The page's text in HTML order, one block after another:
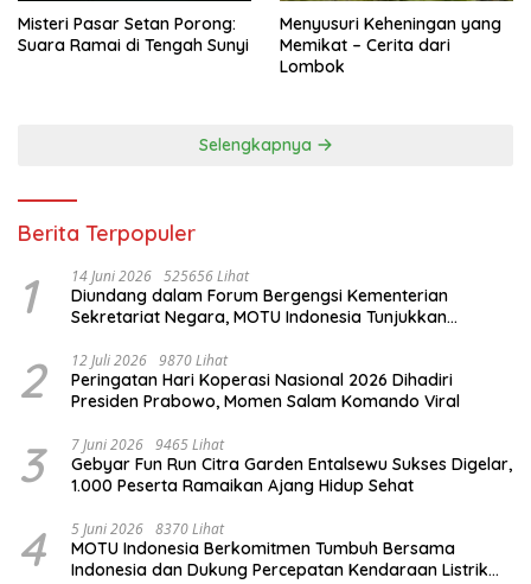
Misteri Pasar Setan Porong:
Suara Ramai di Tengah Sunyi
Menyusuri Keheningan yang
Memikat – Cerita dari
Lombok
Selengkapnya
Berita Terpopuler
1 14 Juni 2026 525656 Lihat
Diundang dalam Forum Bergengsi Kementerian
Sekretariat Negara, MOTU Indonesia Tunjukkan
2 12 Juli 2026 9870 Lihat
Peringatan Hari Koperasi Nasional 2026 Dihadiri
Presiden Prabowo, Momen Salam Komando Viral
3 7 Juni 2026 9465 Lihat
Gebyar Fun Run Citra Garden Entalsewu Sukses Digelar,
1.000 Peserta Ramaikan Ajang Hidup Sehat
4 5 Juni 2026 8370 Lihat
MOTU Indonesia Berkomitmen Tumbuh Bersama
Indonesia dan Dukung Percepatan Kendaraan Listrik